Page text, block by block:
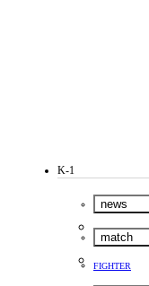
K-1
news
match
FIGHTER